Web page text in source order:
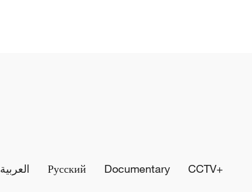
العربية Русский Documentary CCTV+